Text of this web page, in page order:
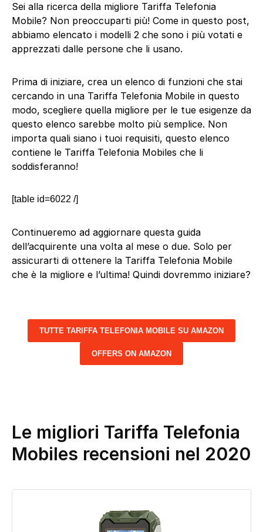
Sei alla ricerca della migliore Tariffa Telefonia
Mobile? Non preoccuparti più! Come in questo post,
abbiamo elencato i modelli 2 che sono i più votati e
apprezzati dalle persone che li usano.
Prima di iniziare, crea un elenco di funzioni che stai
cercando in una Tariffa Telefonia Mobile in questo
modo, scegliere quella migliore per le tue esigenze da
questo elenco sarebbe molto più semplice. Non
importa quali siano i tuoi requisiti, questo elenco
contiene le Tariffa Telefonia Mobiles che li
soddisferanno!
[table id=6022 /]
Continueremo ad aggiornare questa guida
dell’acquirente una volta al mese o due. Solo per
assicurarti di ottenere la Tariffa Telefonia Mobile
che è la migliore e l’ultima! Quindi dovremmo iniziare?
TUTTE TARIFFA TELEFONIA MOBILE SU AMAZON
OFFERS ON AMAZON
Le migliori Tariffa Telefonia
Mobiles recensioni nel 2020